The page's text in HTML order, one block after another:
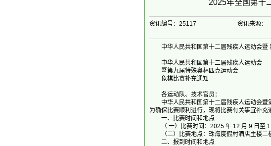
2025年全国第十
资讯编号：25117 资讯来源：
中华人民共和国第十二届残疾人运动会暨
中华人民共和国第十二届残疾人运动会
暨第九届特殊奥林匹克运动会
象棋比赛补充通知
各运动队、技术官员：
中华人民共和国第十二届残疾人运动会暨第
为确保比赛顺利进行，现将比赛有关事宜补充
一、比赛时间和地点
（ 一）比赛时间：2025 年 12 月 9 日至
（二）比赛地点：珠海度假村酒店主楼二
二、报到时间和地点